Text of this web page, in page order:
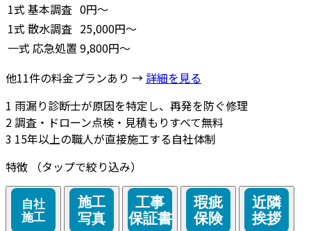
1式 基本調査 0円～
1式 散水調査 25,000円～
一式 応急処置 9,800円～
他11件の料金プランあり → 詳細を見る
1 雨漏り診断士が原因を特定し、再発を防ぐ修理
2調査・ドローン点検・見積もりすべて無料
3 15年以上の職人が直接施工する自社体制
特徴
（タップで絞り込み）